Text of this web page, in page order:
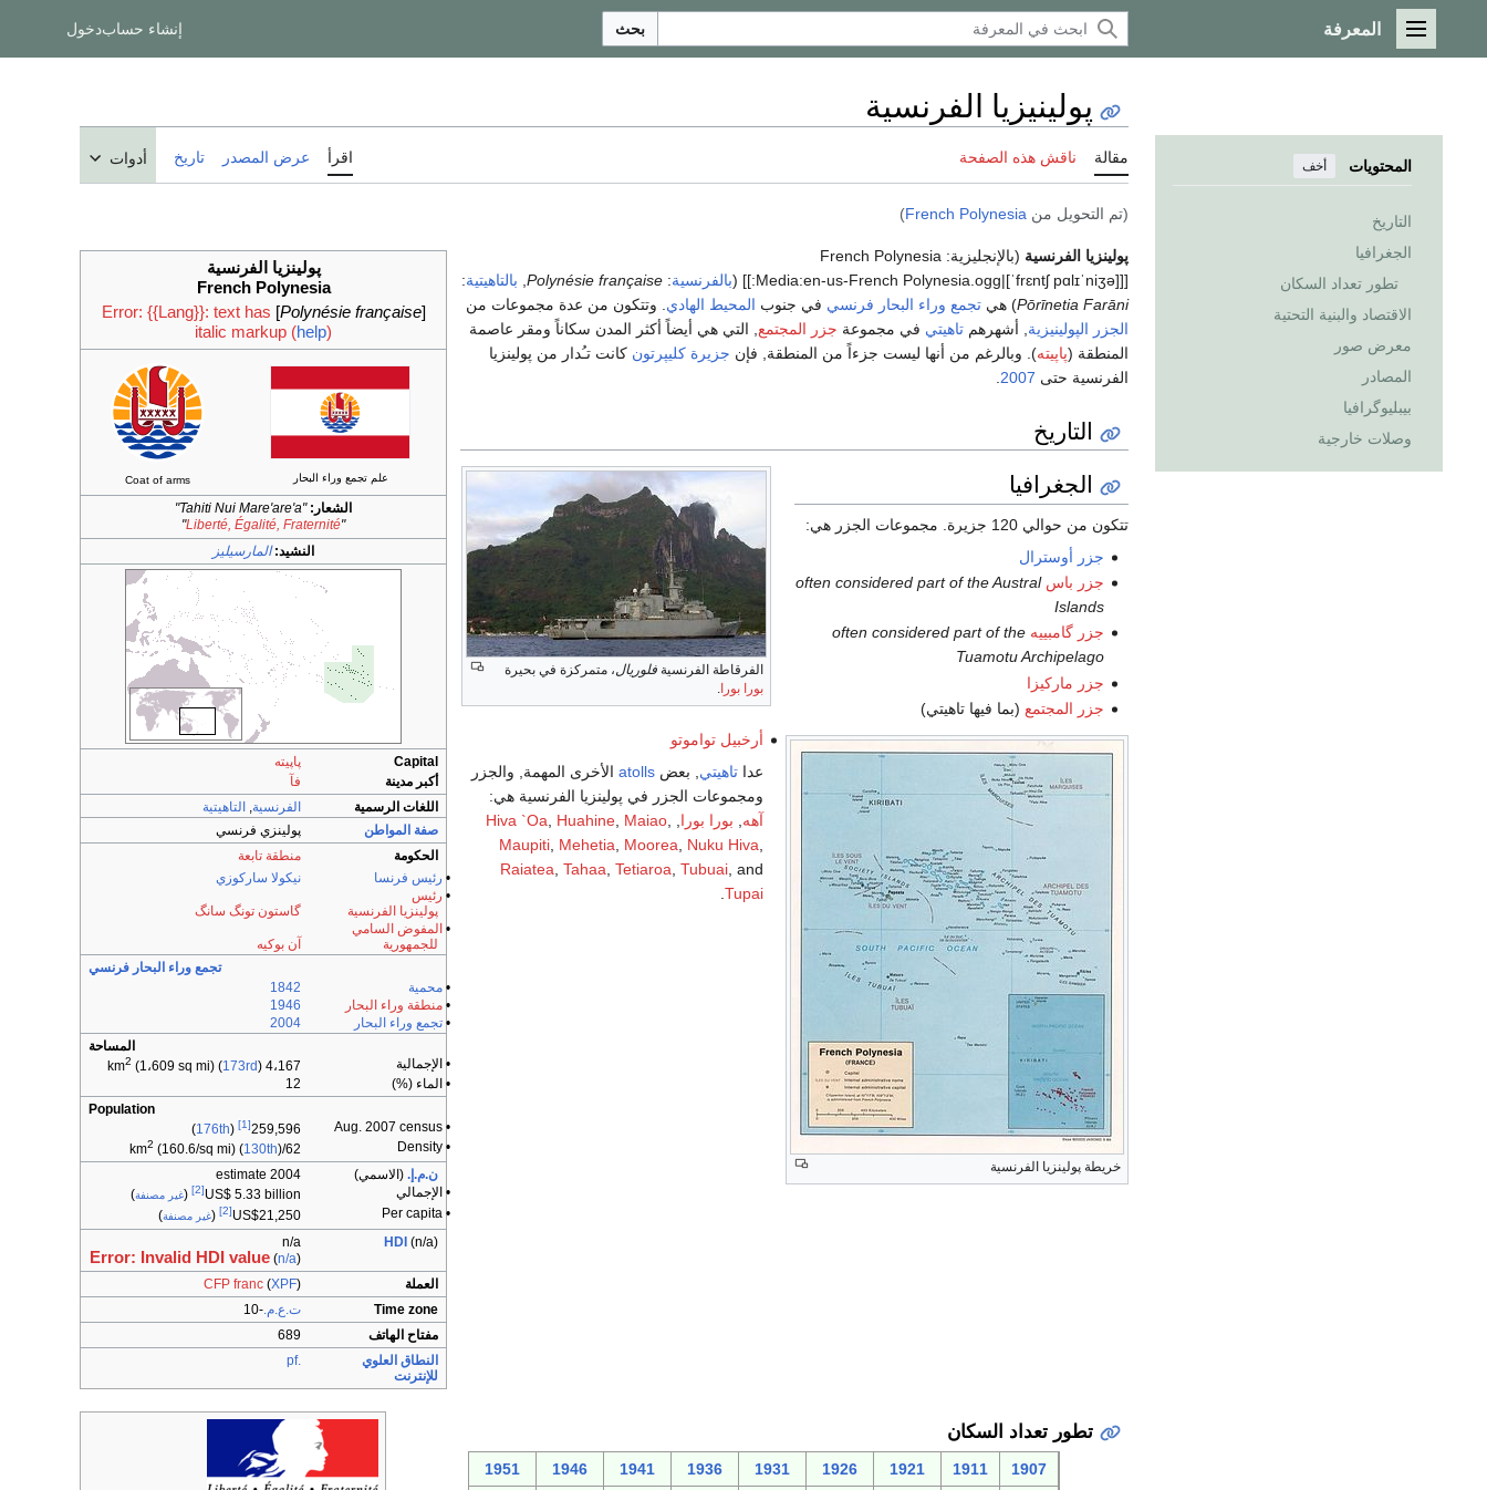
القائمة الرئيسية
المعرفة بحث إنشاء حسابدخول
المحتويات أخف
التاريخ
الجغرافيا
تطور تعداد السكان
الاقتصاد والبنية التحتية
معرض صور
المصادر
بيبليوگرافيا
وصلات خارجية
پولينيزيا الفرنسية
مقالة ناقش هذه الصفحة اقرأ عرض المصدر تاريخ أدوات
(تم التحويل من French Polynesia
)
پولينزيا الفرنسية
French Polynesia
[
Polynésie française
]
Error: {{Lang}}: text has
italic markup (help)
علم تجمع وراء البحار Coat of arms
الشعار:"Tahiti Nui Mare'are'a"
"
Liberté, Égalité, Fraternité
"
النشيد: المارسيليز
Capital
پاپيته
أكبر مدينة
فآ
اللغات الرسمية
الفرنسية, التاهيتية
صفة المواطن
پولينزي فرنسي
الحكومة
منطقة تابعة
• رئيس فرنسا
نيكولا ساركوزي
• رئيس
پولينزيا الفرنسية
گاستون تونگ سانگ
• المفوض السامي
للجمهورية
آن بوكيه
تجمع وراء البحار فرنسي
•محمية
1842
•منطقة وراء البحار
1946
•تجمع وراء البحار
2004
المساحة
• الإجمالية
4،167 km 2 (1،609 sq mi) (173rd)
• الماء (%)
12
Population
• Aug. 2007 census
259,596
[1]
(
176th
)
• Density
62/km
2 (160.6/sq mi) (130th)
ن.م.إ. (الاسمي)
2004 estimate
• الإجمالي
US$ 5.33 billion
[2]
(غير مصنفة)
• Per capita
US$21,250
[2]
(غير مصنفة)
HDI (n/a)
n/a
Error: Invalid HDI value(n/a)
العملة
CFP franc(XPF)
Time zone
ت.ع.م.-10
مفتاح الهاتف
689
النطاق العلوي
للإنترنت
.pf
پولينزيا الفرنسية (بالإنجليزية: French Polynesia
[[:Media:en-us-French Polynesia.ogg|[ˈfrɛntʃ pɑlɪˈniʒə]]]
(بالفرنسية:
Polynésie française بالتاهيتية:
Pōrīnetia Farāni) هي تجمع وراء البحار فرنسي في جنوب المحيط الهادي . وتتكون من عدة مجموعات من
الجزر الپولينيزية , أشهرهم تاهيتي في مجموعة جزر المجتمع , التي هي أيضاً أكثر المدن سكاناً ومقر عاصمة
المنطقة (پاپيته). وبالرغم من أنها ليست جزءاً من المنطقة, فإن جزيرة كليپرتون كانت تـُدار من پولينزيا
الفرنسية حتى 2007
التاريخ
الفرقاطة الفرنسية فلوريال، متمركزة في بحيرة
بورا بورا
الجغرافيا
خريطة پولينزيا الفرنسية
تتكون من حوالي 120 جزيرة. مجموعات الجزر هي:
جزر أوسترال
جزر باس often considered part of the Austral
Islands
جزر گامبييه often considered part of the
Tuamotu Archipelago
جزر ماركيزا
جزر المجتمع (بما فيها تاهيتي)
أرخبيل تواموتو
عدا تاهيتي , بعض atollsالأخرى المهمة, والجزر
ومجموعات الجزر في پولينزيا الفرنسية هي:
آهه
بورا بورا Hiva `Oa Huahine Maiao
Maupiti Mehetia Moorea Nuku Hiva
Raiatea ,Tahaa ,Tetiaroa ,Tubuai , and
Tupai
.
تطور تعداد السكان
1907
1911
1921
1926
1931
1936
1941
1946
1951